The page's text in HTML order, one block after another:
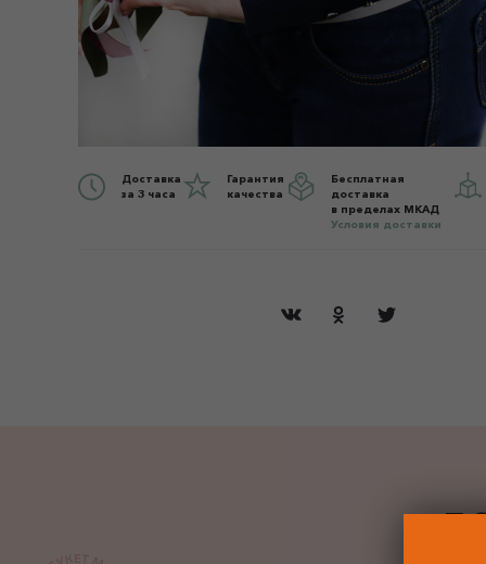
Доставка
за 3 часа
Гарантия
качества
Бесплатная
доставка
в пределах МКАД
Условия доставки